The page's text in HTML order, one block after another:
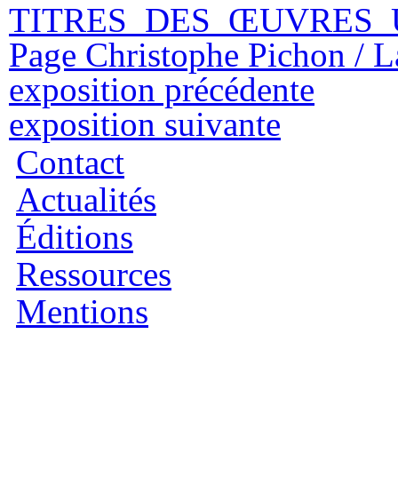
Page Christophe Pichon /
exposition précédente
exposition suivante
Contact
Actualités
Éditions
Ressources
Mentions